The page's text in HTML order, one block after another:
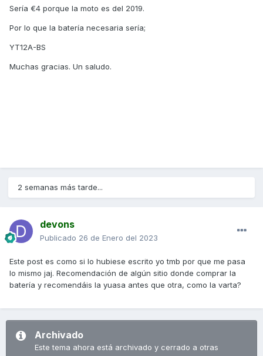
Sería €4 porque la moto es del 2019.
Por lo que la batería necesaria sería;
YT12A-BS
Muchas gracias. Un saludo.
2 semanas más tarde...
devons
Publicado 26 de Enero del 2023
Este post es como si lo hubiese escrito yo tmb por que me pasa
lo mismo jaj. Recomendación de algún sitio donde comprar la
batería y recomendáis la yuasa antes que otra, como la varta?
Archivado
Este tema ahora está archivado y cerrado a otras